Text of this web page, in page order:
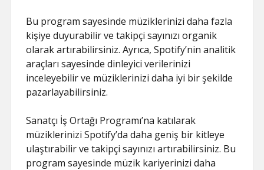
Bu program sayesinde müziklerinizi daha fazla
kişiye duyurabilir ve takipçi sayınızı organik
olarak artırabilirsiniz. Ayrıca, Spotify’nin analitik
araçları sayesinde dinleyici verilerinizi
inceleyebilir ve müziklerinizi daha iyi bir şekilde
pazarlayabilirsiniz.
Sanatçı İş Ortağı Programı’na katılarak
müziklerinizi Spotify’da daha geniş bir kitleye
ulaştırabilir ve takipçi sayınızı artırabilirsiniz. Bu
program sayesinde müzik kariyerinizi daha